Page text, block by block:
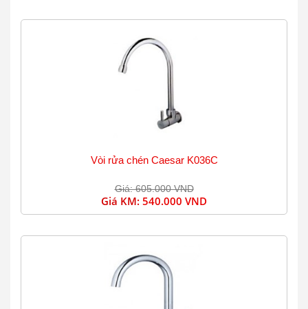
Vòi rửa chén Caesar K036C
Giá: 605.000 VND
Giá KM: 540.000 VND